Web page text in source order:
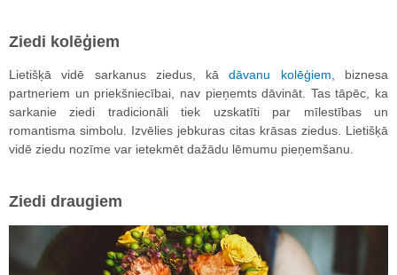
Ziedi kolēģiem
Lietišķā vidē sarkanus ziedus, kādāvanu kolēģiem , biznesa
partneriem un priekšniecībai, nav pieņemts dāvināt. Tas tāpēc, ka
sarkanie ziedi tradicionāli tiek uzskatīti par mīlestības un
romantisma simbolu. Izvēlies jebkuras citas krāsas ziedus. Lietišķā
vidē ziedu nozīme var ietekmēt dažādu lēmumu pieņemšanu.
Ziedi draugiem